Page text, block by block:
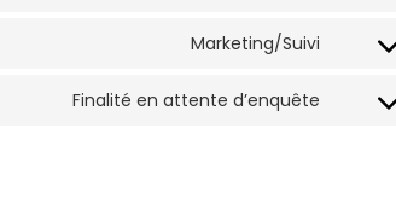
theme
Marketing/Suivi
Finalité en attente d’enquête